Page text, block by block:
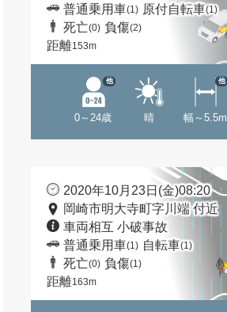
普通乗用車(1) 原付自転車(1)
死亡(0) 負傷(2)
距離153m
0～24歳
他
晴 幅～5.5m
他
2020年10月23日(金)08:20
岡崎市明大寺町字川端 付近
車両相互 小破事故
普通乗用車(1) 自転車(1)
死亡(0) 負傷(1)
距離163m